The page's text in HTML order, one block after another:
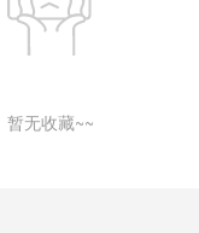
暂无收藏~~